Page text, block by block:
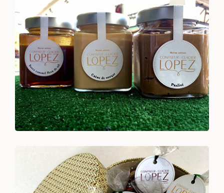
Caramel fleur de sel, crème de nougat ou praliné
Voir +